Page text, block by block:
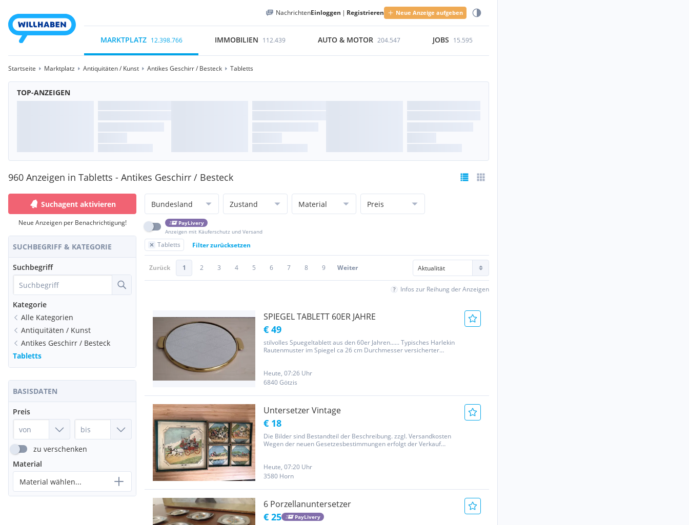
NachrichtenEinloggen | Registrieren Neue Anzeige aufgeben
MARKTPLATZ 12.398.766 IMMOBILIEN 112.439 AUTO & MOTOR 204.547 JOBS 15.595
Startseite Marktplatz Antiquitäten / Kunst Antikes Geschirr / Besteck Tabletts
TOP-ANZEIGEN
960 Anzeigen in Tabletts - Antikes Geschirr / Besteck
Suchagent aktivieren
Neue Anzeigen per Benachrichtigung!
SUCHBEGRIFF & KATEGORIE
Suchbegriff
Kategorie
Alle Kategorien
Antiquitäten / Kunst
Antikes Geschirr / Besteck
Tabletts
BASISDATEN
Preis
zu verschenken
Material
Material wählen...
Bundesland Zustand Material Preis
PayLivery
Anzeigen mit Käuferschutz und Versand
Tabletts Filter zurücksetzen
Zurück 1 2 3 4 5 6 7 8 9 Weiter
Infos zur Reihung der Anzeigen
SPIEGEL TABLETT 60ER JAHRE
€ 49
stilvolles Spuegeltablett aus den 60er Jahren...... Typisches Harlekin
Rautenmuster im Spiegel ca 26 cm Durchmesser versicherter
Heute, 07:26 Uhr
6840 Götzis
Untersetzer Vintage
€ 18
Die Bilder sind Bestandteil der Beschreibung. zzgl. Versandkosten
Wegen der neuen Gesetzesbestimmungen erfolgt der Verkauf
keine...
Heute, 07:20 Uhr
3580 Horn
6 Porzellanuntersetzer
€ 25 PayLivery